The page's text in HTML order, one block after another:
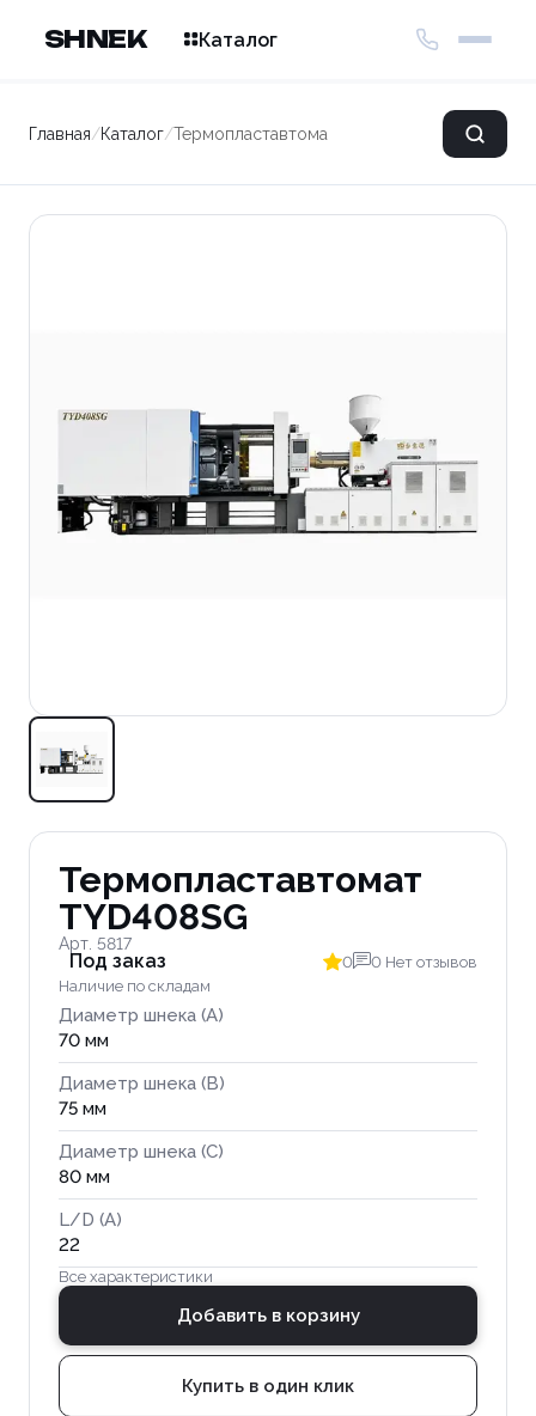
SHNEK Каталог
Главная/Каталог/Термопластавтомат TYD408SG
Термопластавтомат
TYD408SG
Арт. 5817
Под заказ
Наличие по складам
0 0 Нет отзывов
Диаметр шнека (A)
70 мм
Диаметр шнека (B)
75 мм
Диаметр шнека (C)
80 мм
L/D (A)
22
Все характеристики
Добавить в корзину
Купить в один клик